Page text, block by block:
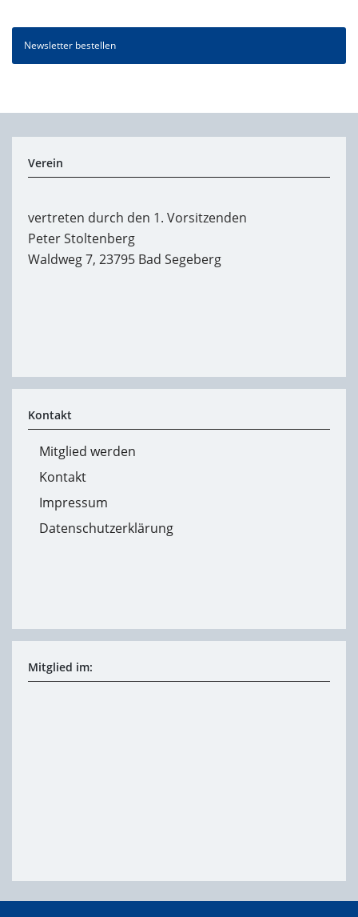
Newsletter bestellen
Verein
vertreten durch den 1. Vorsitzenden
Peter Stoltenberg
Waldweg 7, 23795 Bad Segeberg
Kontakt
Mitglied werden
Kontakt
Impressum
Datenschutzerklärung
Mitglied im: